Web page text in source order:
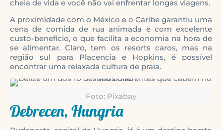
cheia de vida e você não vai enfrentar longas viagens.
A proximidade com o México e o Caribe garantiu uma
cena de comida de rua animada e com excelente
custo-benefício, o que facilita a economia na hora de
se alimentar. Claro, tem os resorts caros, mas na
região sul para Placencia e Hopkins, é possível
encontrar uma relaxada cultura de praia.
Foto: Pixabay
Debrecen, Hungria